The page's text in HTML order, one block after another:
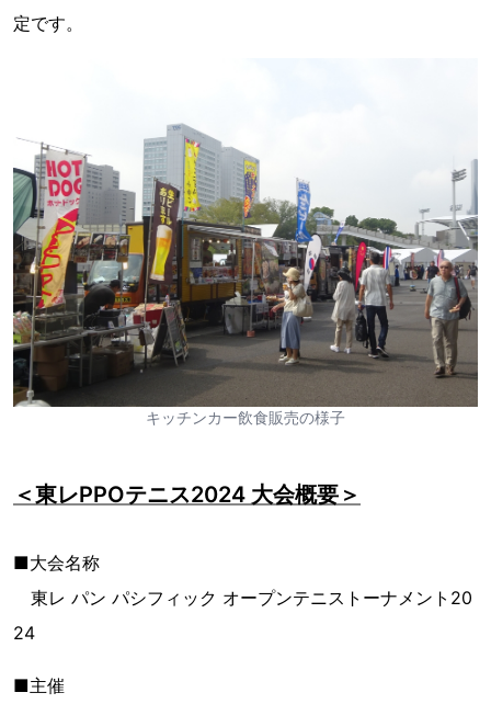
定です。
キッチンカー飲食販売の様子
＜東レPPOテニス2024 大会概要＞
■大会名称
東レ パン パシフィック オープンテニストーナメント20
24
■主催